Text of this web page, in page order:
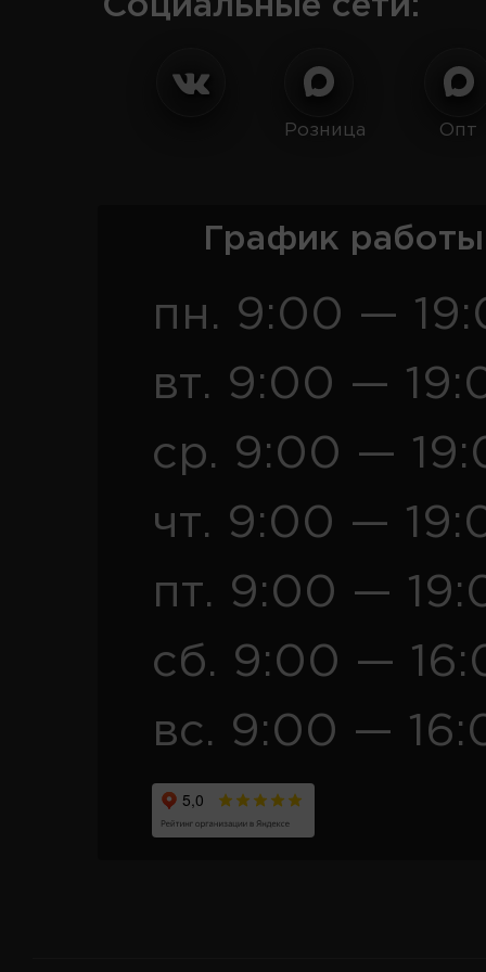
Социальные сети:
Розница Опт
График
пн. 9:00 —
вт. 9:00 —
ср. 9:00 —
чт. 9:00 —
пт. 9:00 —
сб. 9:00 —
вс. 9:00 —